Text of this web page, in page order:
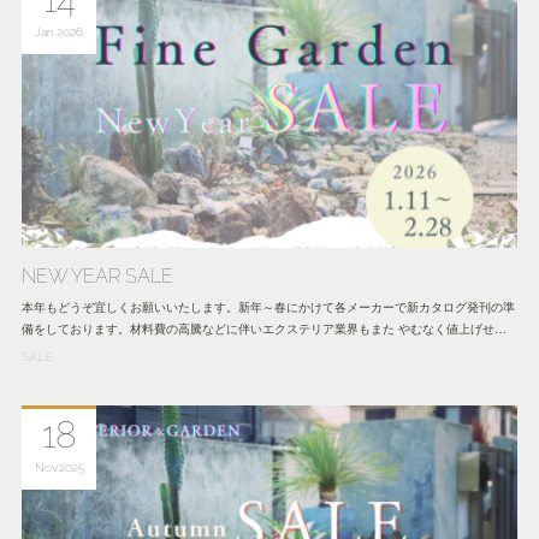
NEW YEAR SALE
本年もどうぞ宜しくお願いいたします。新年～春にかけて各メーカーで新カタログ発刊の準
備をしております。材料費の高騰などに伴いエクステリア業界もまた やむなく値上げせ…
Jan 2026
SALE
18
Nov 2025